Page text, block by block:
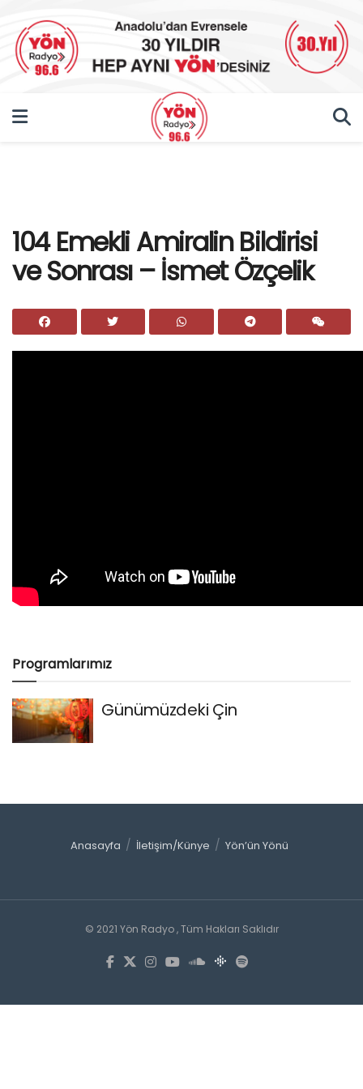
104 Emekli Amiralin Bildirisi
ve Sonrası – İsmet Özçelik
Programlarımız
Günümüzdeki Çin
Anasayfa İletişim/Künye Yön’ün Yönü
© 2021 Yön Radyo , Tüm Hakları Saklıdır